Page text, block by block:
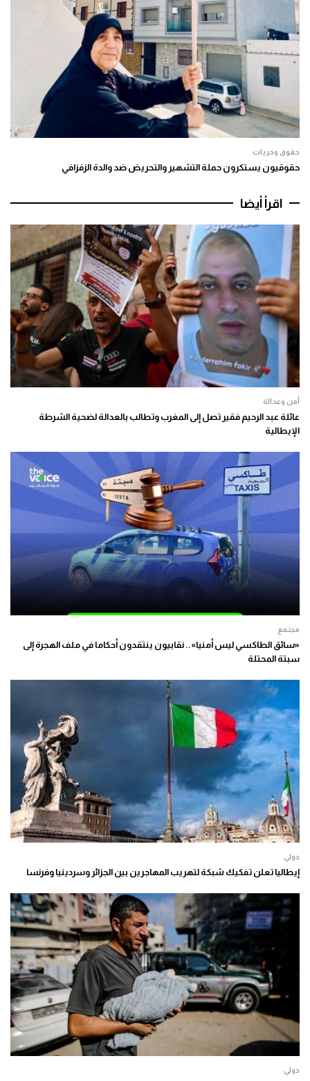
حقوق وحريات
حقوقيون يستكرون حملة التشهير والتحريض ضد والدة الزفزافي
اقرأ أيضا
أمن وعدالة
عائلة عبد الرحيم فقير تصل إلى المغرب وتطالب بالعدالة لضحية الشرطة
الإيطالية
مجتمع
«سائق الطاكسي ليس أمنيا».. نقابيون ينتقدون أحكاما في ملف الهجرة إلى
سبتة المحتلة
دولي
إيطاليا تعلن تفكيك شبكة لتهريب المهاجرين بين الجزائر وسردينيا وفرنسا
دولي